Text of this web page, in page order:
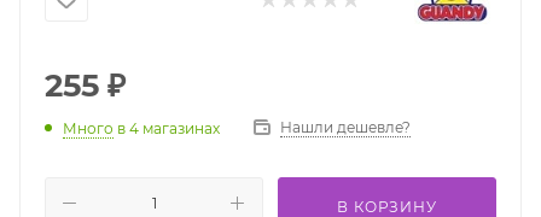
255 ₽
Много в 4 магазинах Нашли дешевле?
В КОРЗИНУ